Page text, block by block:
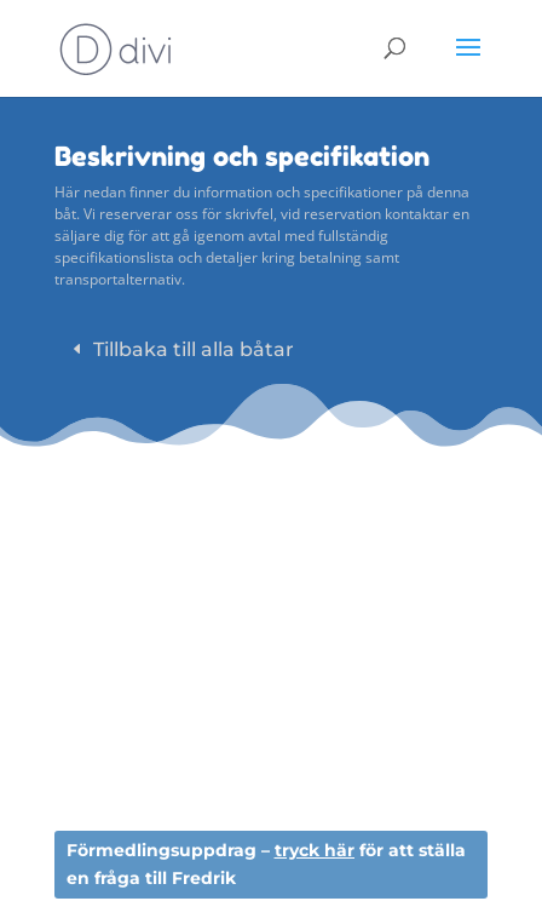
Beskrivning och specifikation
Här nedan finner du information och specifikationer på denna
båt. Vi reserverar oss för skrivfel, vid reservation kontaktar en
säljare dig för att gå igenom avtal med fullständig
specifikationslista och detaljer kring betalning samt
transportalternativ.
Tillbaka till alla båtar
Förmedlingsuppdrag – tryck härför att ställa
en fråga till Fredrik